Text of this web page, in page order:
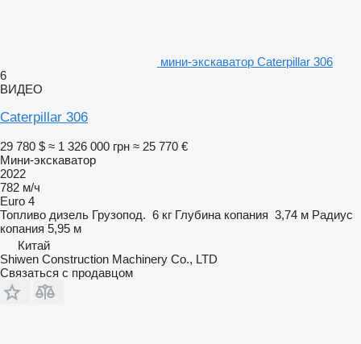
мини-экскаватор Caterpillar 306
6
ВИДЕО
Caterpillar 306
29 780 $ ≈ 1 326 000 грн ≈ 25 770 €
Мини-экскаватор
2022
782 м/ч
Euro 4
Топливо дизель Грузопод. 6 кг Глубина копания 3,74 м Радиус
копания 5,95 м
Китай
Shiwen Construction Machinery Co., LTD
Связаться с продавцом